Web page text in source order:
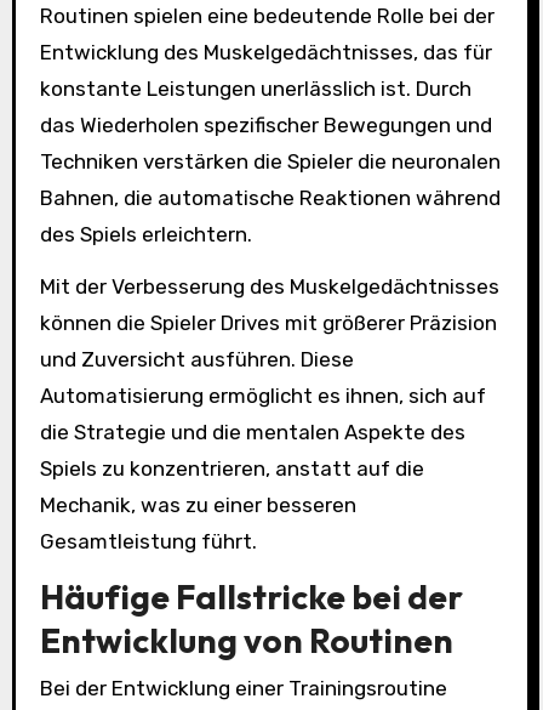
Routinen spielen eine bedeutende Rolle bei der
Entwicklung des Muskelgedächtnisses, das für
konstante Leistungen unerlässlich ist. Durch
das Wiederholen spezifischer Bewegungen und
Techniken verstärken die Spieler die neuronalen
Bahnen, die automatische Reaktionen während
des Spiels erleichtern.
Mit der Verbesserung des Muskelgedächtnisses
können die Spieler Drives mit größerer Präzision
und Zuversicht ausführen. Diese
Automatisierung ermöglicht es ihnen, sich auf
die Strategie und die mentalen Aspekte des
Spiels zu konzentrieren, anstatt auf die
Mechanik, was zu einer besseren
Gesamtleistung führt.
Häufige Fallstricke bei der
Entwicklung von Routinen
Bei der Entwicklung einer Trainingsroutine